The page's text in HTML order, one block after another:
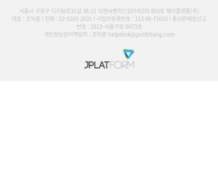
서울시 구로구 디지털로31길 38-21 이앤씨벤처드림타워3차 803호 제이플랫폼(주)
대표 : 조익증 l 전화 : 02-6265-2031 l 사업자등록번호 : 113-86-71616 l 통신판매업신고
번호 : 2013-서울구로-0473호
개인정보관리책임자 : 조익증 helpdesk@pullbbang.com